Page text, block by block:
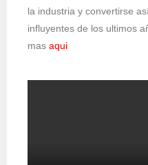
la industria y convertirse
influyentes de los ultimos
mas aqui